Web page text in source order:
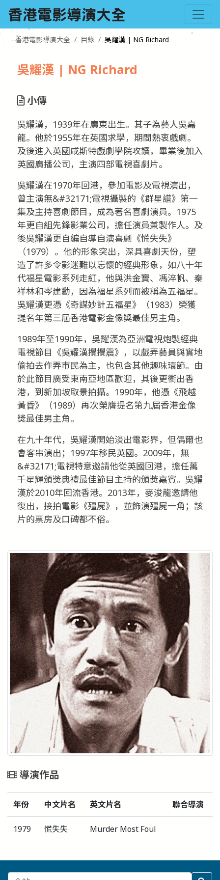
香港電影導演大全 目錄 吳耀漢 | NG Richard
吳耀漢 | NG Richard
小傳
吳耀漢，1939年在廣東出生。其子為藝人吳嘉
龍。他於1955年在英國求學，期間熱衷戲劇。
及後進入英國咸斯特戲劇學院攻讀，畢業後加入
英國廣播公司，主演四部電視喜劇片。
吳耀漢在1970年回港，參加電影及電視演出，
曾主演無&#32171;電視攝製的《群星譜》第一
集及主持喜劇節目，成為著名喜劇演員。1975
年更自組先鋒影業公司，擔任演員兼製作人。及
後吳耀漢更自編自導自演喜劇《慌失失》
（1979）。他的形象突出，深具喜劇天份，塑
造了許多令影迷難以忘懷的經典形象，如八十年
代福星電影系列走紅，他與洪金寶、馮淬帆、秦
祥林和岑建勳，因為福星系列而被稱為五福星。
吳耀漢更憑《奇謀妙計五福星》（1983）榮獲
提名年第三屆香港電影金像獎最佳男主角。
1989年至1990年，吳耀漢為亞洲電視炮製經典
電視節目《吳耀漢攪攪震》，以戲弄藝員與實地
偷拍去作弄市民為主，也包含其他趣味環節。由
於此節目廣受東南亞地區歡迎，其後更衝出香
港，到新加坡取景拍攝。1990年，他憑《飛越
黃昏》（1989）再次榮膺提名第九屆香港金像
獎最佳男主角。
在九十年代，吳耀漢開始淡出電影界，但偶爾也
會客串演出；1997年移民英國。2009年，無
&#32171;電視特意邀請他從英國回港，擔任萬
千星輝頒獎典禮最佳節目主持的頒獎嘉賓。吳耀
漢於2010年回流香港。2013年，麥浚龍邀請他
復出，接拍電影《殭屍》，並飾演殭屍一角；該
片的票房及口碑都不俗。
導演作品
年份 中文片名 英文片名 聯合導演
1979 慌失失 Murder Most Foul